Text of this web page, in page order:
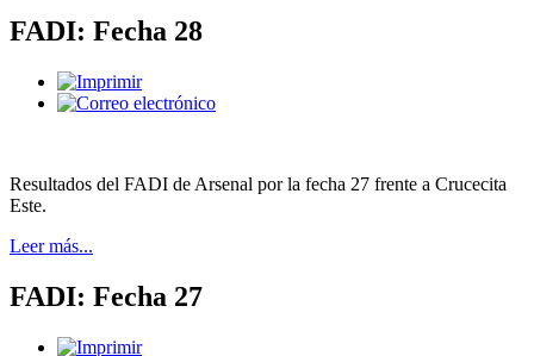
FADI: Fecha 28
Resultados del FADI de Arsenal por la fecha 27 frente a Crucecita
Este.
Leer más...
FADI: Fecha 27